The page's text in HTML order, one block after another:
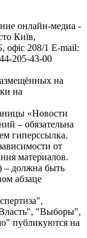
онлайн-медиа -
Київ,
208/1 E-mail:
205-43-00
на
на
«Новости
– обязательна
гиперссылка.
от
материалов.
– должна быть
абзаце
"Выборы",
публикуются на